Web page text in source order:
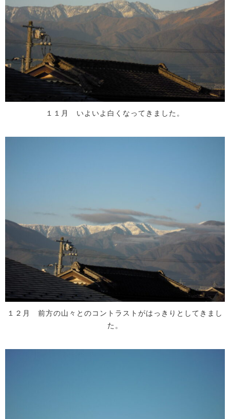
１１月 いよいよ白くなってきました。
１２月 前方の山々とのコントラストがはっきりとしてきまし
た。